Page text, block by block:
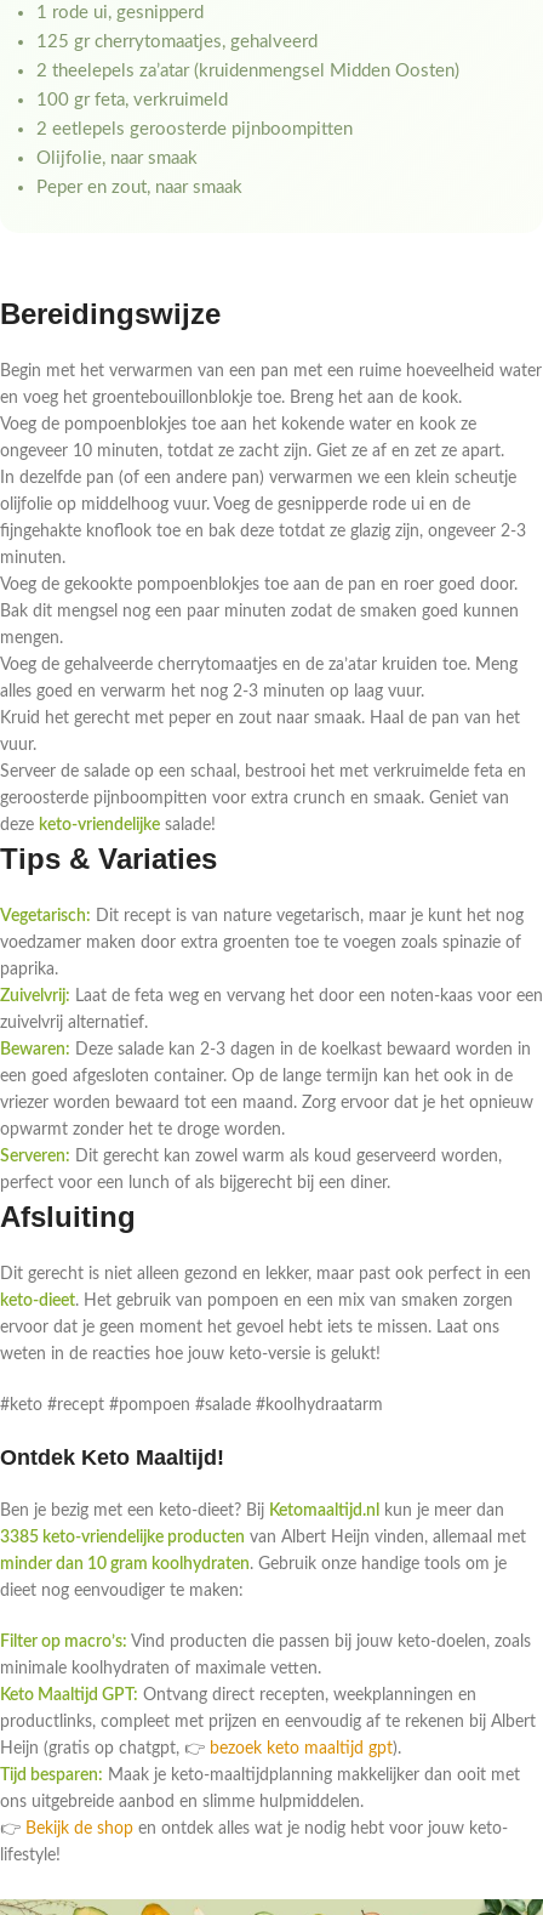
1 rode ui, gesnipperd
125 gr cherrytomaatjes, gehalveerd
2 theelepels za’atar (kruidenmengsel Midden Oosten)
100 gr feta, verkruimeld
2 eetlepels geroosterde pijnboompitten
Olijfolie, naar smaak
Peper en zout, naar smaak
Bereidingswijze
Begin met het verwarmen van een pan met een ruime hoeveelheid water
en voeg het groentebouillonblokje toe. Breng het aan de kook.
Voeg de pompoenblokjes toe aan het kokende water en kook ze
ongeveer 10 minuten, totdat ze zacht zijn. Giet ze af en zet ze apart.
In dezelfde pan (of een andere pan) verwarmen we een klein scheutje
olijfolie op middelhoog vuur. Voeg de gesnipperde rode ui en de
fijngehakte knoflook toe en bak deze totdat ze glazig zijn, ongeveer 2-3
minuten.
Voeg de gekookte pompoenblokjes toe aan de pan en roer goed door.
Bak dit mengsel nog een paar minuten zodat de smaken goed kunnen
mengen.
Voeg de gehalveerde cherrytomaatjes en de za’atar kruiden toe. Meng
alles goed en verwarm het nog 2-3 minuten op laag vuur.
Kruid het gerecht met peper en zout naar smaak. Haal de pan van het
vuur.
Serveer de salade op een schaal, bestrooi het met verkruimelde feta en
geroosterde pijnboompitten voor extra crunch en smaak. Geniet van
deze keto-vriendelijke salade!
Tips & Variaties
Vegetarisch: Dit recept is van nature vegetarisch, maar je kunt het nog
voedzamer maken door extra groenten toe te voegen zoals spinazie of
paprika.
Zuivelvrij: Laat de feta weg en vervang het door een noten-kaas voor een
zuivelvrij alternatief.
Bewaren: Deze salade kan 2-3 dagen in de koelkast bewaard worden in
een goed afgesloten container. Op de lange termijn kan het ook in de
vriezer worden bewaard tot een maand. Zorg ervoor dat je het opnieuw
opwarmt zonder het te droge worden.
Serveren: Dit gerecht kan zowel warm als koud geserveerd worden,
perfect voor een lunch of als bijgerecht bij een diner.
Afsluiting
Dit gerecht is niet alleen gezond en lekker, maar past ook perfect in een
keto-dieet. Het gebruik van pompoen en een mix van smaken zorgen
ervoor dat je geen moment het gevoel hebt iets te missen. Laat ons
weten in de reacties hoe jouw keto-versie is gelukt!
#keto #recept #pompoen #salade #koolhydraatarm
Ontdek Keto Maaltijd!
Ben je bezig met een keto-dieet? Bij Ketomaaltijd.nl
kun je meer dan
3385 keto-vriendelijke producten van Albert Heijn vinden, allemaal met
minder dan 10 gram koolhydraten. Gebruik onze handige tools om je
dieet nog eenvoudiger te maken:
Filter op macro’s: Vind producten die passen bij jouw keto-doelen, zoals
minimale koolhydraten of maximale vetten.
Keto Maaltijd GPT: Ontvang direct recepten, weekplanningen en
productlinks, compleet met prijzen en eenvoudig af te rekenen bij Albert
Heijn (gratis op chatgpt, 👉 bezoek keto maaltijd gpt).
Tijd besparen: Maak je keto-maaltijdplanning makkelijker dan ooit met
ons uitgebreide aanbod en slimme hulpmiddelen.
👉 Bekijk de shop en ontdek alles wat je nodig hebt voor jouw keto-
lifestyle!